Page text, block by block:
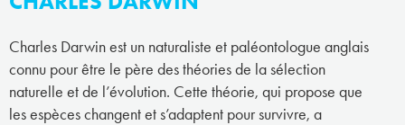
Charles Darwin est un naturaliste et paléontologue anglais
connu pour être le père des théories de la sélection
naturelle et de l’évolution. Cette théorie, qui propose que
les espèces changent et s’adaptent pour survivre, a